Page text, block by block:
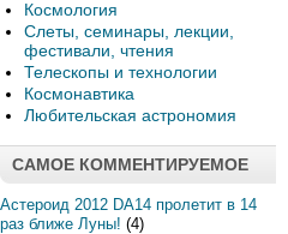
Космология
Слеты, семинары, лекции,
фестивали, чтения
Телескопы и технологии
Космонавтика
Любительская астрономия
САМОЕ КОММЕНТИРУЕМОЕ
Астероид 2012 DA14 пролетит в 14
раз ближе Луны! (4)